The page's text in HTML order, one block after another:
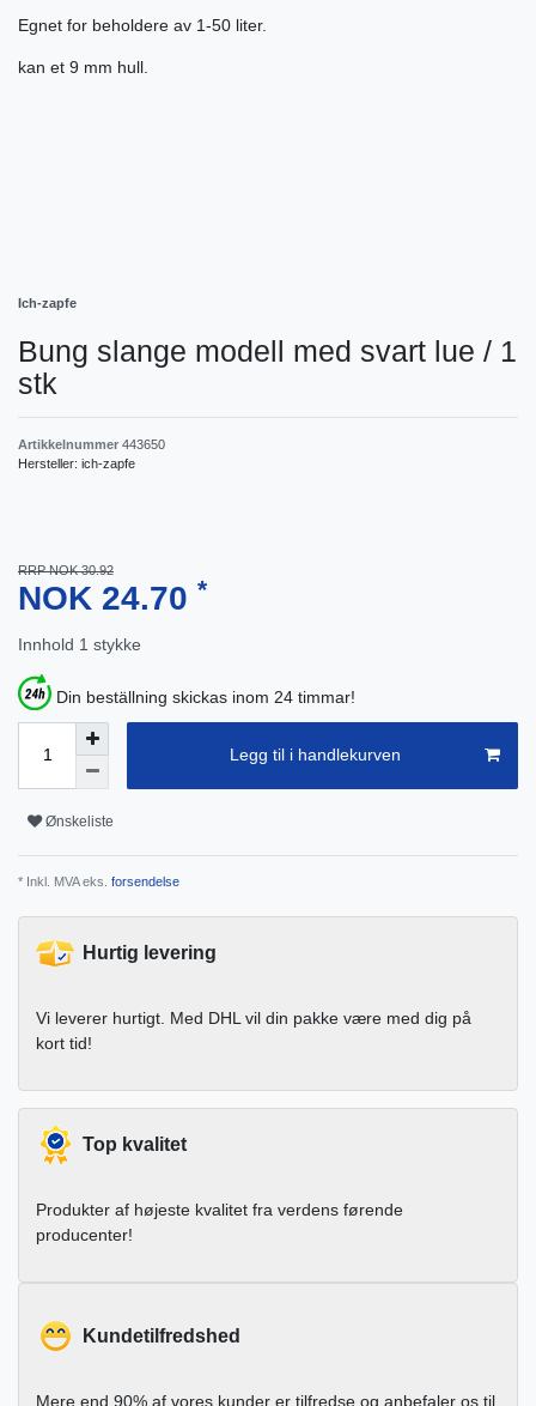
Egnet for beholdere av 1-50 liter.
kan et 9 mm hull.
Ich-zapfe
Bung slange modell med svart lue / 1
stk
Artikkelnummer 443650
Hersteller: ich-zapfe
RRP NOK 30.92
NOK 24.70 *
Innhold 1 stykke
Din beställning skickas inom 24 timmar!
Legg til i handlekurven
Ønskeliste
* Inkl. MVA eks. forsendelse
Hurtig levering
Vi leverer hurtigt. Med DHL vil din pakke være med dig på
kort tid!
Top kvalitet
Produkter af højeste kvalitet fra verdens førende
producenter!
Kundetilfredshed
Mere end 90% af vores kunder er tilfredse og anbefaler os til